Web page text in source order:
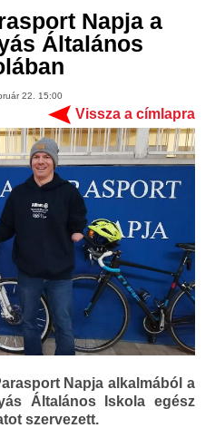
Napja a
Általános
22. 15:00
Vissza a címlapra
Napja alkalmából a
Általános Iskola egész
szervezett.